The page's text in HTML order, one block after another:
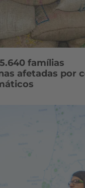
famílias
afetadas por